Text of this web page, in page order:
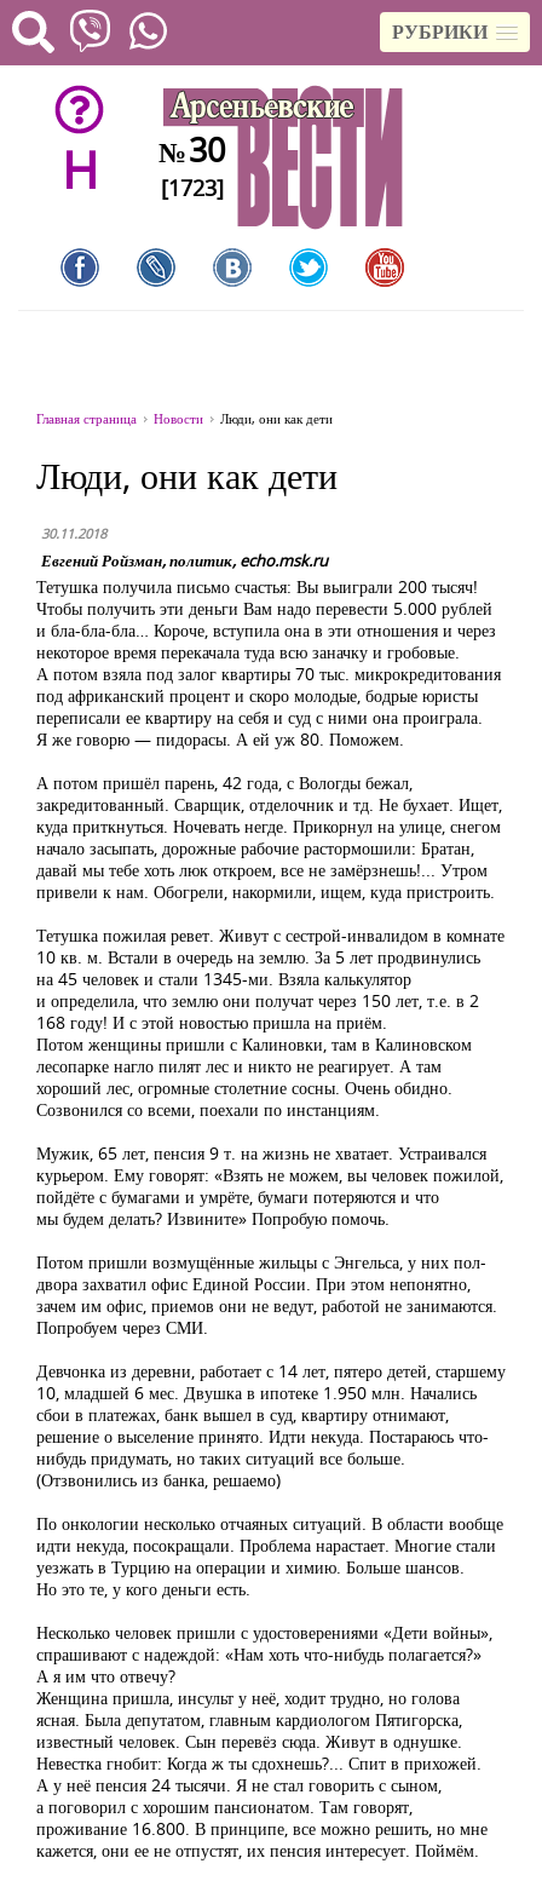
РУБРИКИ
H №30
[1723]
Главная страница Новости Люди, они как дети
Люди, они как дети
30.11.2018
Евгений Ройзман, политик, echo.msk.ru
Тетушка получила письмо счастья: Вы выиграли 200 тысяч!
Чтобы получить эти деньги Вам надо перевести 5.000 рублей
и бла-бла-бла… Короче, вступила она в эти отношения и через
некоторое время перекачала туда всю заначку и гробовые.
А потом взяла под залог квартиры 70 тыс. микрокредитования
под африканский процент и скоро молодые, бодрые юристы
переписали ее квартиру на себя и суд с ними она проиграла.
Я же говорю — пидорасы. А ей уж 80. Поможем.
А потом пришёл парень, 42 года, с Вологды бежал,
закредитованный. Сварщик, отделочник и тд. Не бухает. Ищет,
куда приткнуться. Ночевать негде. Прикорнул на улице, снегом
начало засыпать, дорожные рабочие растормошили: Братан,
давай мы тебе хоть люк откроем, все не замёрзнешь!... Утром
привели к нам. Обогрели, накормили, ищем, куда пристроить.
Тетушка пожилая ревет. Живут с сестрой-инвалидом в комнате
10 кв. м. Встали в очередь на землю. За 5 лет продвинулись
на 45 человек и стали 1345-ми. Взяла калькулятор
и определила, что землю они получат через 150 лет, т.е. в 2
168 году! И с этой новостью пришла на приём.
Потом женщины пришли с Калиновки, там в Калиновском
лесопарке нагло пилят лес и никто не реагирует. А там
хороший лес, огромные столетние сосны. Очень обидно.
Созвонился со всеми, поехали по инстанциям.
Мужик, 65 лет, пенсия 9 т. на жизнь не хватает. Устраивался
курьером. Ему говорят: «Взять не можем, вы человек пожилой,
пойдёте с бумагами и умрёте, бумаги потеряются и что
мы будем делать? Извините» Попробую помочь.
Потом пришли возмущённые жильцы с Энгельса, у них пол-
двора захватил офис Единой России. При этом непонятно,
зачем им офис, приемов они не ведут, работой не занимаются.
Попробуем через СМИ.
Девчонка из деревни, работает с 14 лет, пятеро детей, старшему
10, младшей 6 мес. Двушка в ипотеке 1.950 млн. Начались
сбои в платежах, банк вышел в суд, квартиру отнимают,
решение о выселение принято. Идти некуда. Постараюсь что-
нибудь придумать, но таких ситуаций все больше.
(Отзвонились из банка, решаемо)
По онкологии несколько отчаяных ситуаций. В области вообще
идти некуда, посокращали. Проблема нарастает. Многие стали
уезжать в Турцию на операции и химию. Больше шансов.
Но это те, у кого деньги есть.
Несколько человек пришли с удостоверениями «Дети войны»,
спрашивают с надеждой: «Нам хоть что-нибудь полагается?»
А я им что отвечу?
Женщина пришла, инсульт у неё, ходит трудно, но голова
ясная. Была депутатом, главным кардиологом Пятигорска,
известный человек. Сын перевёз сюда. Живут в однушке.
Невестка гнобит: Когда ж ты сдохнешь?... Спит в прихожей.
А у неё пенсия 24 тысячи. Я не стал говорить с сыном,
а поговорил с хорошим пансионатом. Там говорят,
проживание 16.800. В принципе, все можно решить, но мне
кажется, они ее не отпустят, их пенсия интересует. Поймём.